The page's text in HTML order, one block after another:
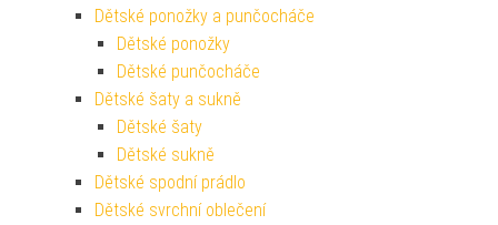
Dětské ponožky a punčocháče
Dětské ponožky
Dětské punčocháče
Dětské šaty a sukně
Dětské šaty
Dětské sukně
Dětské spodní prádlo
Dětské svrchní oblečení